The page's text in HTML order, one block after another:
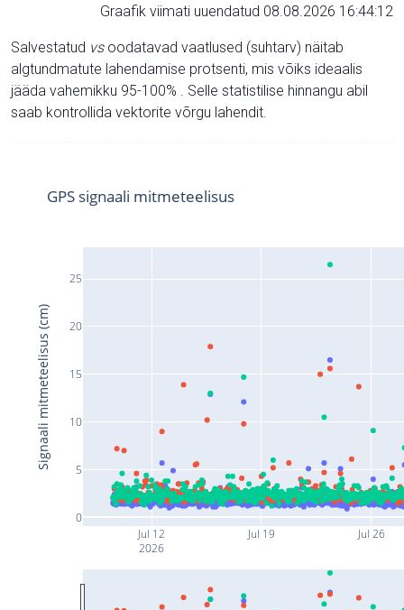
Graafik viimati uuendatud 08.08.2026 16:44:12
Salvestatud vsoodatavad vaatlused (suhtarv) näitab
algtundmatute lahendamise protsenti, mis võiks ideaalis
jääda vahemikku 95-100% . Selle statistilise hinnangu abil
saab kontrollida vektorite võrgu lahendit.
Jul 12
2026
Jul 19 Jul 26
0
5
10
15
20
25
GPS signaali mitmeteelisus
Signaali mitmeteelisus (cm)